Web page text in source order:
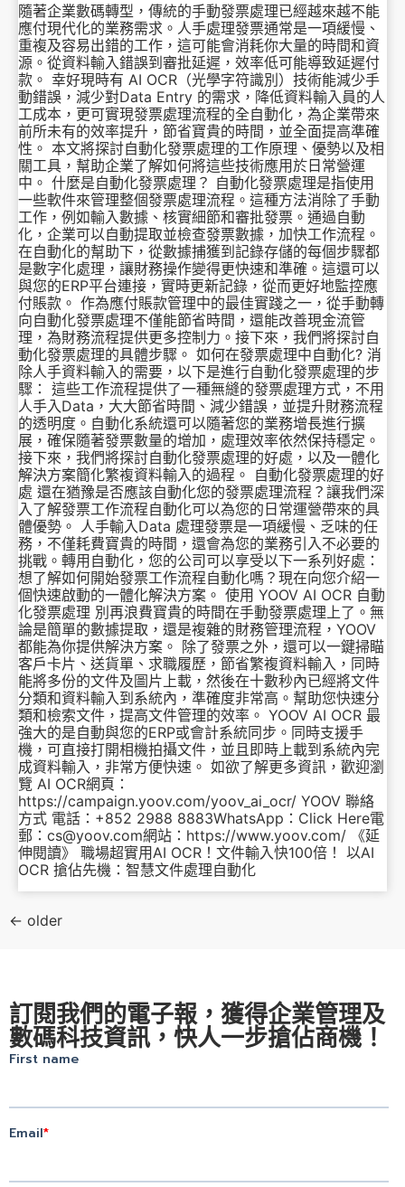
隨著企業數碼轉型，傳統的手動發票處理已經越來越不能
應付現代化的業務需求。人手處理發票通常是一項緩慢、
重複及容易出錯的工作，這可能會消耗你大量的時間和資
源。從資料輸入錯誤到審批延遲，效率低可能導致延遲付
款。 幸好現時有 AI OCR（光學字符識別）技術能減少手
動錯誤，減少對Data Entry 的需求，降低資料輸入員的人
工成本，更可實現發票處理流程的全自動化，為企業帶來
前所未有的效率提升，節省寶貴的時間，並全面提高準確
性。 本文將探討自動化發票處理的工作原理、優勢以及相
關工具，幫助企業了解如何將這些技術應用於日常營運
中。 什麼是自動化發票處理？ 自動化發票處理是指使用
一些軟件來管理整個發票處理流程。這種方法消除了手動
工作，例如輸入數據、核實細節和審批發票。通過自動
化，企業可以自動提取並檢查發票數據，加快工作流程。
在自動化的幫助下，從數據捕獲到記錄存儲的每個步驟都
是數字化處理，讓財務操作變得更快速和準確。這還可以
與您的ERP平台連接，實時更新記錄，從而更好地監控應
付賬款。 作為應付賬款管理中的最佳實踐之一，從手動轉
向自動化發票處理不僅能節省時間，還能改善現金流管
理，為財務流程提供更多控制力。接下來，我們將探討自
動化發票處理的具體步驟。 如何在發票處理中自動化? 消
除人手資料輸入的需要，以下是進行自動化發票處理的步
驟： 這些工作流程提供了一種無縫的發票處理方式，不用
人手入Data，大大節省時間、減少錯誤，並提升財務流程
的透明度。自動化系統還可以隨著您的業務增長進行擴
展，確保隨著發票數量的增加，處理效率依然保持穩定。
接下來，我們將探討自動化發票處理的好處，以及一體化
解決方案簡化繁複資料輸入的過程。 自動化發票處理的好
處 還在猶豫是否應該自動化您的發票處理流程？讓我們深
入了解發票工作流程自動化可以為您的日常運營帶來的具
體優勢。 人手輸入Data 處理發票是一項緩慢、乏味的任
務，不僅耗費寶貴的時間，還會為您的業務引入不必要的
挑戰。轉用自動化，您的公司可以享受以下一系列好處：
想了解如何開始發票工作流程自動化嗎？現在向您介紹一
個快速啟動的一體化解決方案。 使用 YOOV AI OCR 自動
化發票處理 別再浪費寶貴的時間在手動發票處理上了。無
論是簡單的數據提取，還是複雜的財務管理流程，YOOV
都能為你提供解決方案。 除了發票之外，還可以一鍵掃瞄
客戶卡片、送貨單、求職履歷，節省繁複資料輸入，同時
能將多份的文件及圖片上載，然後在十數秒內已經將文件
分類和資料輸入到系統內，準確度非常高。幫助您快速分
類和檢索文件，提高文件管理的效率。 YOOV AI OCR 最
強大的是自動與您的ERP或會計系統同步。同時支援手
機，可直接打開相機拍攝文件，並且即時上載到系統內完
成資料輸入，非常方便快速。 如欲了解更多資訊，歡迎瀏
覽 AI OCR網頁：
https://campaign.yoov.com/yoov_ai_ocr/ YOOV 聯絡
方式 電話：+852 2988 8883WhatsApp：Click Here電
郵：cs@yoov.com網站：https://www.yoov.com/ 《延
伸閱讀》 職場超實用AI OCR！文件輸入快100倍！ 以AI
OCR 搶佔先機：智慧文件處理自動化
← older
訂閱我們的電子報，獲得企業管理及
數碼科技資訊，快人一步搶佔商機！